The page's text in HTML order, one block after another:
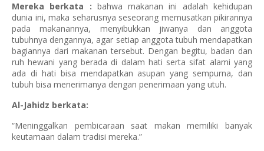
Mereka berkata : bahwa makanan ini adalah kehidupan
dunia ini, maka seharusnya seseorang memusatkan pikirannya
pada makanannya, menyibukkan jiwanya dan anggota
tubuhnya dengannya, agar setiap anggota tubuh mendapatkan
bagiannya dari makanan tersebut. Dengan begitu, badan dan
ruh hewani yang berada di dalam hati serta sifat alami yang
ada di hati bisa mendapatkan asupan yang sempurna, dan
tubuh bisa menerimanya dengan penerimaan yang utuh.
Al-Jahidz berkata:
“Meninggalkan pembicaraan saat makan memiliki banyak
keutamaan dalam tradisi mereka.”